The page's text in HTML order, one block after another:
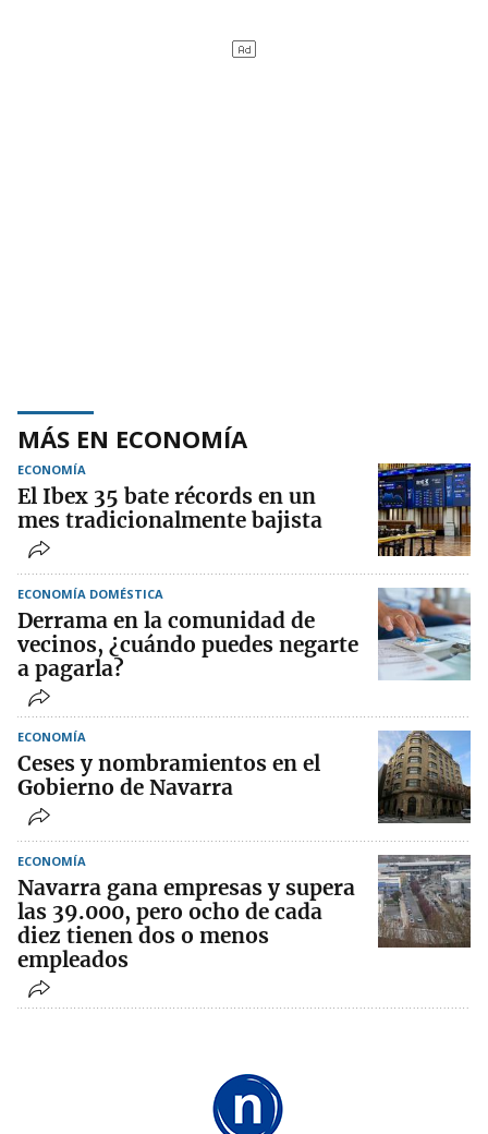
MÁS EN ECONOMÍA
ECONOMÍA
El Ibex 35 bate récords en un
mes tradicionalmente bajista
ECONOMÍA DOMÉSTICA
Derrama en la comunidad de
vecinos, ¿cuándo puedes negarte
a pagarla?
ECONOMÍA
Ceses y nombramientos en el
Gobierno de Navarra
ECONOMÍA
Navarra gana empresas y supera
las 39.000, pero ocho de cada
diez tienen dos o menos
empleados